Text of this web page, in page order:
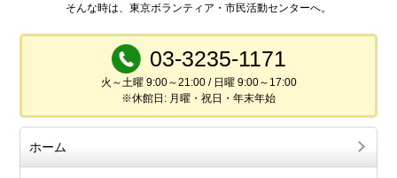
そんな時は、東京ボランティア・市民活動センターへ。
03-3235-1171
火～土曜 9:00～21:00 / 日曜 9:00～17:00
※休館日: 月曜・祝日・年末年始
ホーム